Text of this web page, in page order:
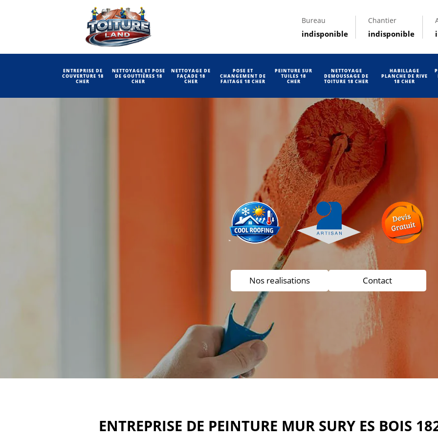
Bureau
indisponible
Chantier
indisponible
ENTREPRISE DE
COUVERTURE 18
CHER
NETTOYAGE ET POSE
DE GOUTTIÈRES 18
CHER
NETTOYAGE DE
FAÇADE 18
CHER
POSE ET
CHANGEMENT DE
FAITAGE 18 CHER
PEINTURE SUR
TUILES 18
CHER
NETTOYAGE
DEMOUSSAGE DE
TOITURE 18 CHER
HABILLAGE
PLANCHE DE RIVE
18 CHER
Nos realisations Contact
ENTREPRISE DE PEINTURE MUR SURY ES BOIS